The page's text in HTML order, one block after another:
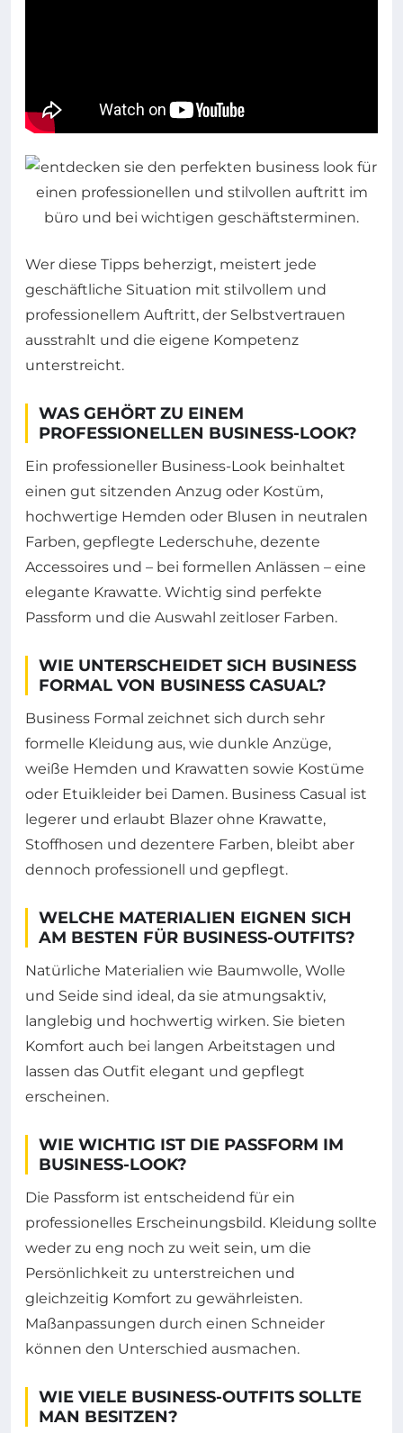
Wer diese Tipps beherzigt, meistert jede
geschäftliche Situation mit stilvollem und
professionellem Auftritt, der Selbstvertrauen
ausstrahlt und die eigene Kompetenz
unterstreicht.
WAS GEHÖRT ZU EINEM
PROFESSIONELLEN BUSINESS-LOOK?
Ein professioneller Business-Look beinhaltet
einen gut sitzenden Anzug oder Kostüm,
hochwertige Hemden oder Blusen in neutralen
Farben, gepflegte Lederschuhe, dezente
Accessoires und – bei formellen Anlässen – eine
elegante Krawatte. Wichtig sind perfekte
Passform und die Auswahl zeitloser Farben.
WIE UNTERSCHEIDET SICH BUSINESS
FORMAL VON BUSINESS CASUAL?
Business Formal zeichnet sich durch sehr
formelle Kleidung aus, wie dunkle Anzüge,
weiße Hemden und Krawatten sowie Kostüme
oder Etuikleider bei Damen. Business Casual ist
legerer und erlaubt Blazer ohne Krawatte,
Stoffhosen und dezentere Farben, bleibt aber
dennoch professionell und gepflegt.
WELCHE MATERIALIEN EIGNEN SICH
AM BESTEN FÜR BUSINESS-OUTFITS?
Natürliche Materialien wie Baumwolle, Wolle
und Seide sind ideal, da sie atmungsaktiv,
langlebig und hochwertig wirken. Sie bieten
Komfort auch bei langen Arbeitstagen und
lassen das Outfit elegant und gepflegt
erscheinen.
WIE WICHTIG IST DIE PASSFORM IM
BUSINESS-LOOK?
Die Passform ist entscheidend für ein
professionelles Erscheinungsbild. Kleidung sollte
weder zu eng noch zu weit sein, um die
Persönlichkeit zu unterstreichen und
gleichzeitig Komfort zu gewährleisten.
Maßanpassungen durch einen Schneider
können den Unterschied ausmachen.
WIE VIELE BUSINESS-OUTFITS SOLLTE
MAN BESITZEN?